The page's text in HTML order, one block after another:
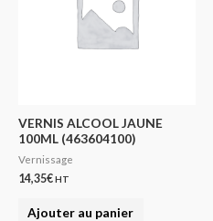
VERNIS ALCOOL JAUNE
100ML (463604100)
Vernissage
14,35€HT
Ajouter au panier